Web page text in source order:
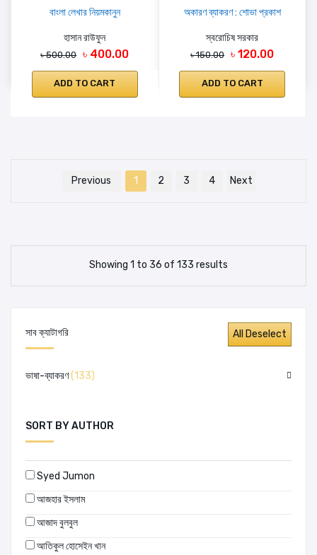
সাব ক্যাটাগরি
ভাষা-ব্যাকরণ(133)
SORT BY AUTHOR
Syed Jumon
আজহার ইসলাম
আজাদ বুলবুল
আতিকুল হোসেইন খান
বাংলা লেখার নিয়মকানুন
হাসান রাউফুন
৳ 500.00 ৳ 400.00
ADD TO CART
অকারণ ব্যাকরণ : শোভা প্রকাশ
স্বরোচিষ সরকার
৳ 150.00 ৳ 120.00
ADD TO CART
Previous 1 2 3 4 Next
Showing 1 to 36 of 133 results